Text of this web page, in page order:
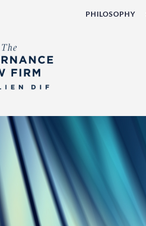
PHILOSOPHY